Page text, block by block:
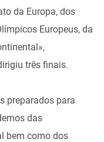
da Europa, dos
Europeus, da
três finais.
preparados para
das
bem como dos